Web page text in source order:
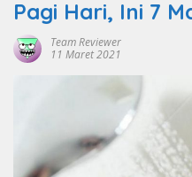
Pagi Hari, Ini 7
Team Reviewer
11 Maret 2021